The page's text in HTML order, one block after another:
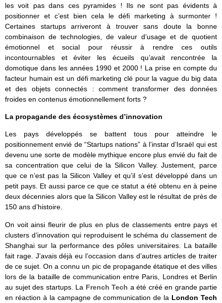
les voit pas dans ces pyramides ! Ils ne sont pas évidents à
positionner et c’est bien cela le défi marketing à surmonter !
Certaines startups arriveront à trouver sans doute la bonne
combinaison de technologies, de valeur d’usage et de quotient
émotionnel et social pour réussir à rendre ces outils
incontournables et éviter les écueils qu’avait rencontrée la
domotique dans les années 1990 et 2000 ! La prise en compte du
facteur humain est un défi marketing clé pour la vague du big data
et des objets connectés : comment transformer des données
froides en contenus émotionnellement forts ?
La propagande des écosystèmes d’innovation
Les pays développés se battent tous pour atteindre le
positionnement envié de “Startups nations” à l’instar d’Israël qui est
devenu une sorte de modèle mythique encore plus envié du fait de
sa concentration que celui de la Silicon Valley. Justement, parce
que ce n’est pas la Silicon Valley et qu’il s’est développé dans un
petit pays. Et aussi parce ce que ce statut a été obtenu en à peine
deux décennies alors que la Silicon Valley est le résultat de près de
150 ans d’histoire.
On voit ainsi fleurir de plus en plus de classements entre pays et
clusters d’innovation qui reproduisent le schéma du classement de
Shanghai sur la performance des pôles universitaires. La bataille
fait rage. J’avais déjà eu l’occasion dans d’autres articles de traiter
de ce sujet. On a connu un pic de propagande étatique et des villes
lors de la bataille de communication entre Paris, Londres et Berlin
au sujet des startups. La French Tech a été créé en grande partie
en réaction à la campagne de communication de la London Tech